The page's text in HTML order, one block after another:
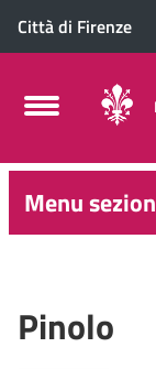
Città di Firenze
0-Menu
Pinolo